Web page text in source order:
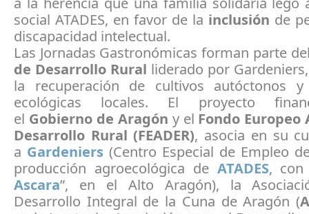
social ATADES, en favor de la inclusión de
discapacidad intelectual.
Las Jornadas Gastronómicas forman parte
de Desarrollo Rural liderado por
la recuperación de cultivos autóctonos y
ecológicas locales. El proyecto
el Gobierno de Aragón y el Fondo Europeo
Desarrollo Rural (FEADER), asocia en su
a Gardeniers (Centro Especial de Empleo
producción agroecológica de ATADES, con
Ascara”, en el Alto Aragón), la
Desarrollo Integral de la Cuna de Aragón (